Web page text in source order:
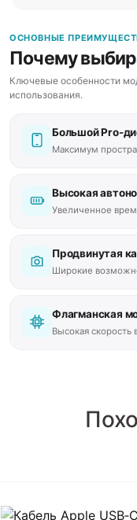
ОСНОВНЫЕ
Почему
Ключевые особенности
использования.
Большой Pro-
Максимум
Высокая
Увеличенное
Продвинутая
Широкие
Флагманская
Высокая